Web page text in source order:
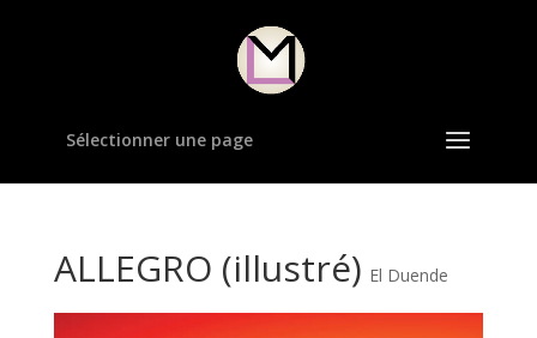
Sélectionner une page
ALLEGRO (illustré) El Duende